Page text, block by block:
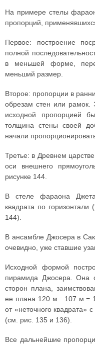
На примере стелы
пропорций,
Первое: построение
полной
в меньшей форме,
меньший размер.
Второе: пропорции в
обрезам стен или рамок.
исходной пропорцией
толщина стены своей
начали
Третье: в Древнем
оси внешнего
рисунке 144.
В стеле фараона
квадрата по
144).
В ансамбле Джосера в
очевидно, уже ставшие
Исходной формой
пирамида Джосера. Она
сторон плана,
ее плана 120 м : 107 м =
от «неточного квадрата»
(см. рис. 135 и 136).
Все дальнейшие